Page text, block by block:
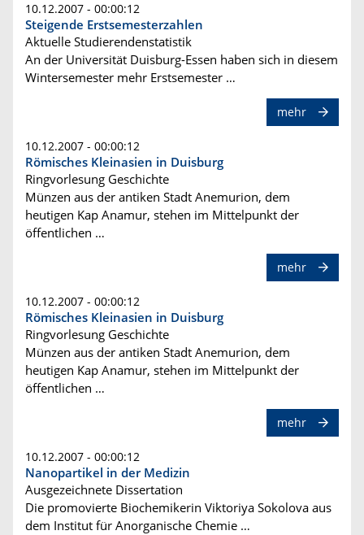
10.12.2007 - 00:00:12
Steigende Erstsemesterzahlen
Aktuelle Studierendenstatistik
An der Universität Duisburg-Essen haben sich in diesem
Wintersemester mehr Erstsemester …
mehr
10.12.2007 - 00:00:12
Römisches Kleinasien in Duisburg
Ringvorlesung Geschichte
Münzen aus der antiken Stadt Anemurion, dem
heutigen Kap Anamur, stehen im Mittelpunkt der
öffentlichen …
mehr
10.12.2007 - 00:00:12
Römisches Kleinasien in Duisburg
Ringvorlesung Geschichte
Münzen aus der antiken Stadt Anemurion, dem
heutigen Kap Anamur, stehen im Mittelpunkt der
öffentlichen …
mehr
10.12.2007 - 00:00:12
Nanopartikel in der Medizin
Ausgezeichnete Dissertation
Die promovierte Biochemikerin Viktoriya Sokolova aus
dem Institut für Anorganische Chemie …